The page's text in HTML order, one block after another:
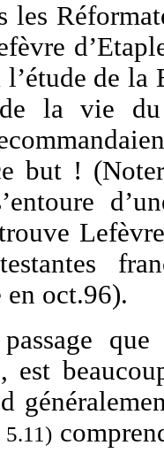
les
l’étude de
de la vie
but !
en oct.96).
est